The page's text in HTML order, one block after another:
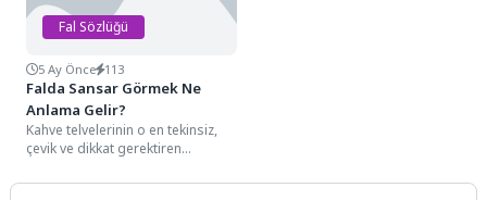
Fal Sözlüğü
5 Ay Önce 113
Falda Sansar Görmek Ne
Anlama Gelir?
Kahve telvelerinin o en tekinsiz,
çevik ve dikkat gerektiren
uzun gövdesi,...